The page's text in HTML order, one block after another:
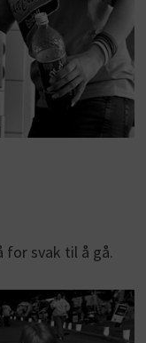
for svak til å gå.